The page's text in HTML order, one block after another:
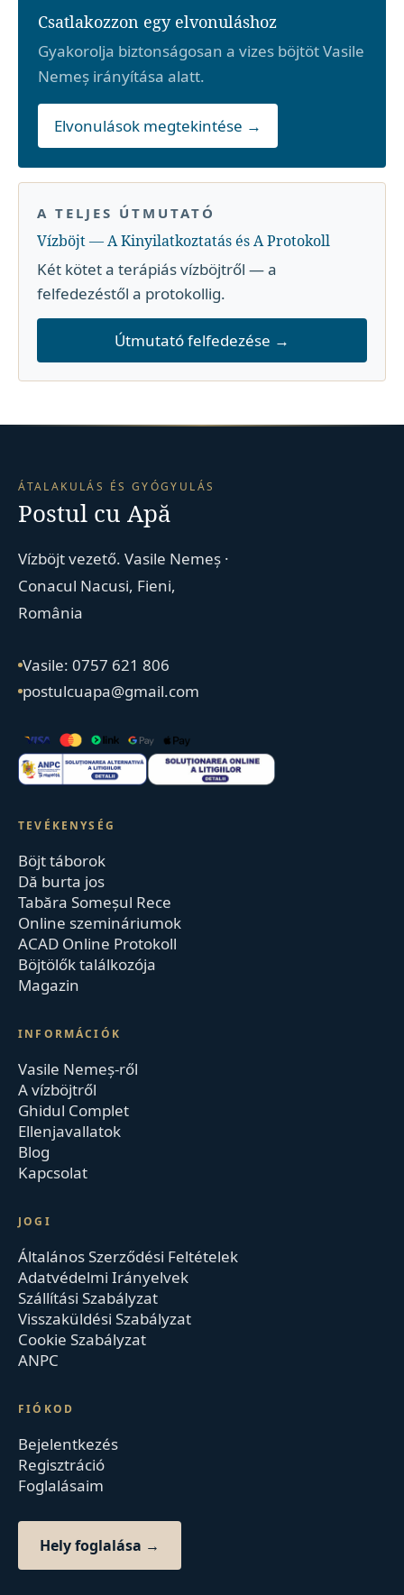
Csatlakozzon egy elvonuláshoz
Gyakorolja biztonságosan a vizes böjtöt Vasile
Nemeș irányítása alatt.
Elvonulások megtekintése →
A TELJES ÚTMUTATÓ
Vízböjt — A Kinyilatkoztatás és A Protokoll
Két kötet a terápiás vízböjtről — a
felfedezéstől a protokollig.
Útmutató felfedezése →
ÁTALAKULÁS ÉS GYÓGYULÁS
Postul cu Apă
Vízböjt vezető. Vasile Nemeș ·
Conacul Nacusi, Fieni,
România
Vasile: 0757 621 806
postulcuapa@gmail.com
TEVÉKENYSÉG
Böjt táborok
Dă burta jos
Tabăra Someșul Rece
Online szemináriumok
ACAD Online Protokoll
Böjtölők találkozója
Magazin
INFORMÁCIÓK
Vasile Nemeș-ről
A vízböjtről
Ghidul Complet
Ellenjavallatok
Blog
Kapcsolat
JOGI
Általános Szerződési Feltételek
Adatvédelmi Irányelvek
Szállítási Szabályzat
Visszaküldési Szabályzat
Cookie Szabályzat
ANPC
FIÓKOD
Bejelentkezés
Regisztráció
Foglalásaim
Hely foglalása →